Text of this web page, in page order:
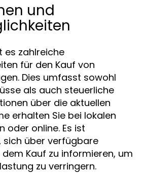
und
es zahlreiche
für den Kauf von
Dies umfasst sowohl
als auch steuerliche
über die aktuellen
erhalten Sie bei lokalen
oder online. Es ist
sich über verfügbare
Kauf zu informieren, um
zu verringern.